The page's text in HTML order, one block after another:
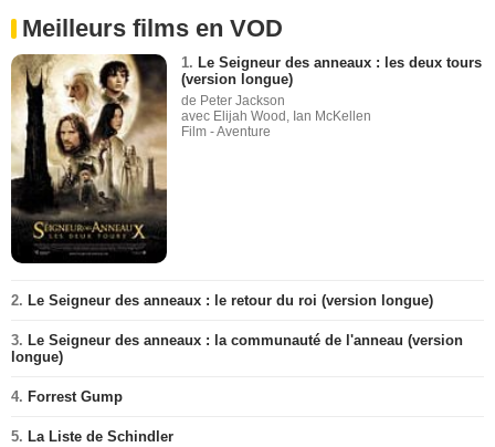
Meilleurs films en VOD
1. Le Seigneur des anneaux : les deux tours
(version longue)
de Peter Jackson
avec Elijah Wood, Ian McKellen
Film - Aventure
2. Le Seigneur des anneaux : le retour du roi (version longue)
3. Le Seigneur des anneaux : la communauté de l'anneau (version
longue)
4. Forrest Gump
5. La Liste de Schindler